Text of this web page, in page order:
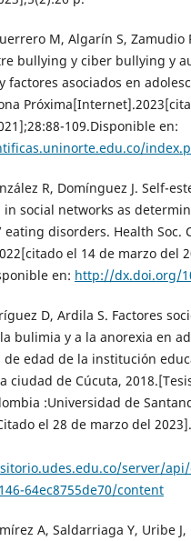
M, Algarín S, Zamudio
bullying y ciber bullying y
factores asociados en
109.Disponible en:
R, Domínguez J. Self-
in social networks as
eating disorders. Health Soc.
el 14 de marzo del
en: http://dx.doi.org/
D, Ardila S. Factores
bulimia y a la anorexia en
de edad de la institución
ciudad de Cúcuta,
:Universidad de
el 28 de marzo del
server/
64ec8755de70/content
A, Saldarriaga Y, Uribe